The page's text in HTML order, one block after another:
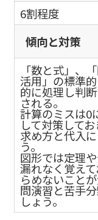
6割程度
傾向と対策
「数と式」、
活用」の標準
的に処理し判
される。
計算のミスは0
して対策して
求め方と代入
う。
図形では定理
漏れなく覚え
らめないこと
問演習と苦手
しょう。